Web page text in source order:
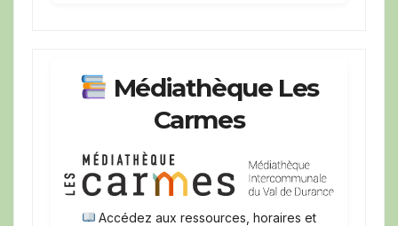
Médiathèque Les
Carmes
Accédez aux ressources, horaires et